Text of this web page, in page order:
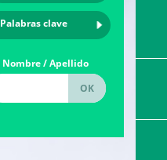
Palabras clave
Nombre / Apellido